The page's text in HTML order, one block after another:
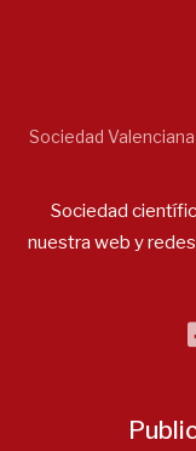
Sociedad
Sociedad
nuestra web y